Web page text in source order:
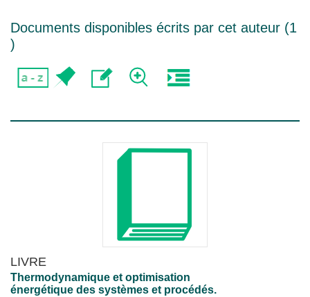
Documents disponibles écrits par cet auteur (1
)
LIVRE
Thermodynamique et optimisation
énergétique des systèmes et procédés.